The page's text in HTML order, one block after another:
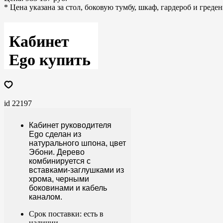
* Цена указана за стол, боковую тумбу, шкаф, гардероб и
Кабинет
Ego купить
id 22197
Кабинет руководителя
Ego сделан из
натурального шпона, цвет
Эбони. Дерево
комбинируется с
вставками-заглушками из
хрома, черными
боковинами и кабель
каналом.
Срок поставки: есть в